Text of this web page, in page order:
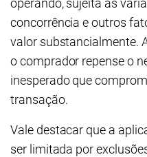
operando, sujeita às
concorrência e outros
valor substancialmente.
o comprador repense o
inesperado que
transação.
Vale destacar que a
ser limitada por